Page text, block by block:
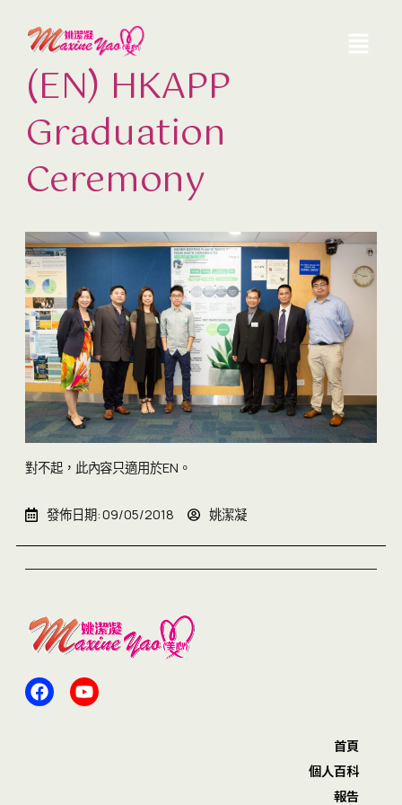
(EN) HKAPP
Graduation
Ceremony
對不起，此內容只適用於EN 。
發佈日期:09/05/2018 姚潔凝
首頁
個人百科
報告